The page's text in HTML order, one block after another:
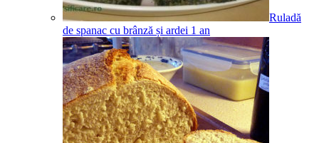
Ruladă
de spanac cu brânză și ardei 1 an